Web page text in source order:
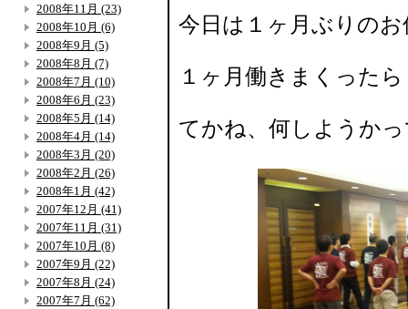
今日は１ヶ月ぶりの
１ヶ月働きまくった
てかね、何しようか
2008年11月 (23)
2008年10月 (6)
2008年9月 (5)
2008年8月 (7)
2008年7月 (10)
2008年6月 (23)
2008年5月 (14)
2008年4月 (14)
2008年3月 (20)
2008年2月 (26)
2008年1月 (42)
2007年12月 (41)
2007年11月 (31)
2007年10月 (8)
2007年9月 (22)
2007年8月 (24)
2007年7月 (62)